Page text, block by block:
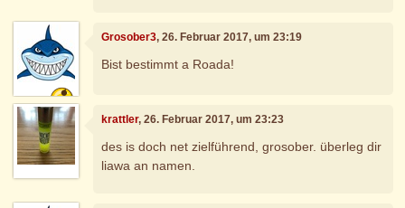
Grosober3, 26. Februar 2017, um 23:19
Bist bestimmt a Roada!
krattler, 26. Februar 2017, um 23:23
des is doch net zielführend, grosober. überleg dir
liawa an namen.